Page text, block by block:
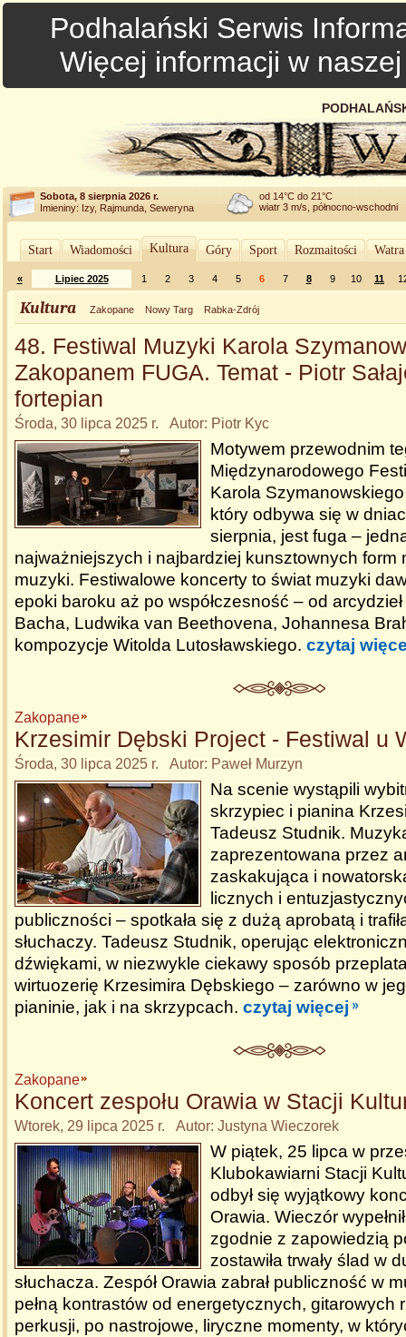
Podhalański Serwis
Więcej informacji w
Sobota, 8 sierpnia 2026 r.
Imieniny: Izy, Rajmunda, Seweryna
od 14°C do 21°C
wiatr 3 m/s, północno-wschodni
Start Wiadomości Kultura Góry Sport Rozmaitości
« Lipiec 2025 1 2 3 4 5 6 7 8 9 10 11
Kultura Zakopane Nowy Targ Rabka-Zdrój
48. Festiwal Muzyki Karola
Zakopanem FUGA. Temat - Piotr
fortepian
Środa, 30 lipca 2025 r. Autor: Piotr Kyc
Motywem przewodnim
Międzynarodowego
Karola
który odbywa się w
sierpnia, jest fuga –
najważniejszych i najbardziej kunsztownych form
muzyki. Festiwalowe koncerty to świat muzyki
epoki baroku aż po współczesność – od
Bacha, Ludwika van Beethovena, Johannesa
kompozycje Witolda Lutosławskiego. czytaj
Zakopane
Krzesimir Dębski Project - Festiwal u
Środa, 30 lipca 2025 r. Autor: Paweł Murzyn
Na scenie wystąpili
skrzypiec i pianina
Tadeusz Studnik.
zaprezentowana przez
zaskakująca i
licznych i
publiczności – spotkała się z dużą aprobatą i
słuchaczy. Tadeusz Studnik, operując
dźwiękami, w niezwykle ciekawy sposób
wirtuozerię Krzesimira Dębskiego – zarówno w
pianinie, jak i na skrzypcach. czytaj więcej
Zakopane
Koncert zespołu Orawia w Stacji
Wtorek, 29 lipca 2025 r. Autor: Justyna Wieczorek
W piątek, 25 lipca w
Klubokawiarni Stacji
odbył się wyjątkowy
Orawia. Wieczór
zgodnie z zapowiedzią
zostawiła trwały ślad w
słuchacza. Zespół Orawia zabrał publiczność w
pełną kontrastów od energetycznych, gitarowych
perkusji, po nastrojowe, liryczne momenty, w